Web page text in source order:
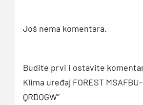
Još nema komentara.
Budite prvi i ostavite komentar
Klima uređaj FOREST
QRDOGW”